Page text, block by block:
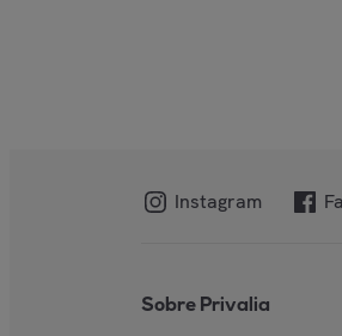
Instagram
Sobre Privalia